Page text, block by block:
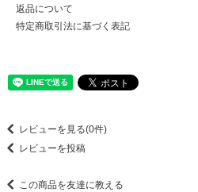
返品について
特定商取引法に基づく表記
レビューを見る(0件)
レビューを投稿
この商品を友達に教える